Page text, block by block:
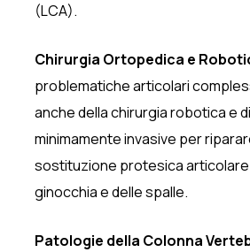
(LCA).
Chirurgia Ortopedica e
problematiche articolari
anche della chirurgia robotica e
minimamente invasive per
sostituzione protesica articolare
ginocchia e delle spalle.
Patologie della Colonna